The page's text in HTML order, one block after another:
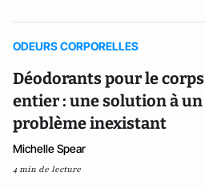
ODEURS CORPORELLES
Déodorants pour le corps
entier : une solution à un
problème inexistant
Michelle Spear
4 min de lecture